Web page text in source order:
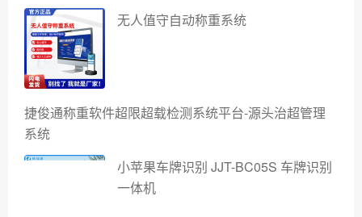
无人值守自动称重系统
捷俊通称重软件超限超载检测系统平台-源头治超管理
系统
小苹果车牌识别 JJT-BC05S 车牌识别
一体机